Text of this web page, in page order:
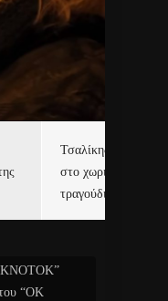
Τσαλίκης,
στο χωριό του Άι
τραγούδι και video
“OK